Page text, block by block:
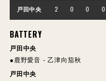
戸田中央 2 0 0 0
BATTERY
戸田中央
●鹿野愛音 - 乙津向茄秋
戸田中央